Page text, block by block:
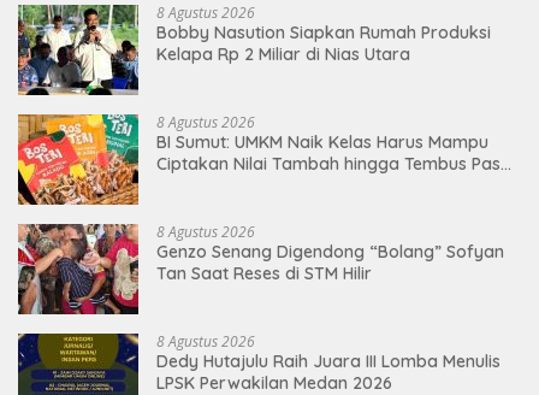
8 Agustus 2026
Bobby Nasution Siapkan Rumah Produksi
Kelapa Rp 2 Miliar di Nias Utara
8 Agustus 2026
BI Sumut: UMKM Naik Kelas Harus Mampu
Ciptakan Nilai Tambah hingga Tembus Pasar
8 Agustus 2026
Genzo Senang Digendong “Bolang” Sofyan
Tan Saat Reses di STM Hilir
8 Agustus 2026
Dedy Hutajulu Raih Juara III Lomba Menulis
LPSK Perwakilan Medan 2026